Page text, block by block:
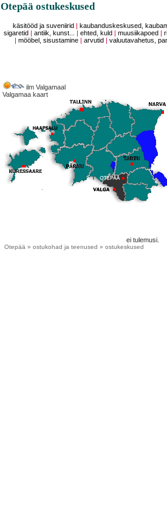
Otepää ostukeskused
käsitööd ja suveniirid
kaubanduskeskused,
sigaretid
|antiik, kunst... |ehted, kuld |muusiikapoed |
|mööbel, sisustamine |arvutid |valuutavahetus,
ilm Valgamaal
Valgamaa kaart
ei tulemusi.
Otepää » ostukohad ja teenused » ostukeskused